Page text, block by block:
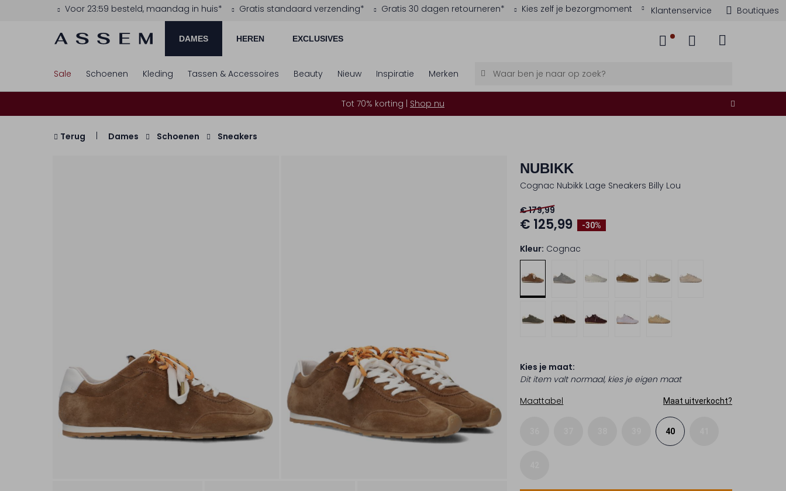
Voor 23:59 besteld, maandag in huis* Gratis standaard verzending* Gratis 30 dagen retourneren* Kies zelf je bezorgmoment Klantenservice Boutiques
DAMES HEREN EXCLUSIVES
Sale Schoenen Kleding Tassen & Accessoires Beauty Nieuw Inspiratie Merken
Tot 70% korting | Shop nu
Terug Dames Schoenen Sneakers
NUBIKK
Cognac Nubikk Lage Sneakers Billy Lou
-30%
€ 179,99
€ 125,99
Kleur: Cognac
Kies je maat:
Dit item valt normaal, kies je eigen maat
Maattabel
Maat uitverkocht?
40